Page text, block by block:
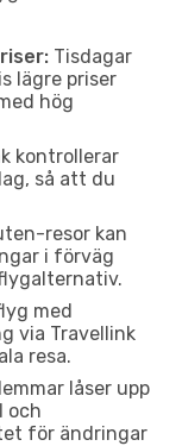
Tisdagar
lägre priser
hög
kontrollerar
så att du
resor kan
i förväg
med
via Travellink
resa.
låser upp
och
för ändringar